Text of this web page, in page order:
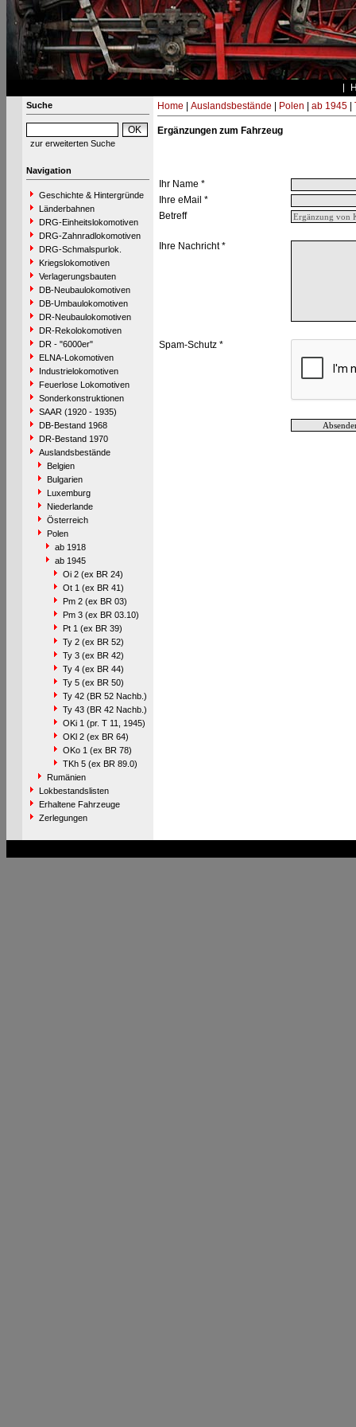
Suche
zur erweiterten Suche
Navigation
Geschichte & Hintergründe
Länderbahnen
DRG-Einheitslokomotiven
DRG-Zahnradlokomotiven
DRG-Schmalspurlok.
Kriegslokomotiven
Verlagerungsbauten
DB-Neubaulokomotiven
DB-Umbaulokomotiven
DR-Neubaulokomotiven
DR-Rekolokomotiven
DR - "6000er"
ELNA-Lokomotiven
Industrielokomotiven
Feuerlose Lokomotiven
Sonderkonstruktionen
SAAR (1920 - 1935)
DB-Bestand 1968
DR-Bestand 1970
Auslandsbestände
Belgien
Bulgarien
Luxemburg
Niederlande
Österreich
Polen
ab 1918
ab 1945
Oi 2 (ex BR 24)
Ot 1 (ex BR 41)
Pm 2 (ex BR 03)
Pm 3 (ex BR 03.10)
Pt 1 (ex BR 39)
Ty 2 (ex BR 52)
Ty 3 (ex BR 42)
Ty 4 (ex BR 44)
Ty 5 (ex BR 50)
Ty 42 (BR 52 Nachb.)
Ty 43 (BR 42 Nachb.)
OKi 1 (pr. T 11, 1945)
OKl 2 (ex BR 64)
OKo 1 (ex BR 78)
TKh 5 (ex BR 89.0)
Rumänien
Lokbestandslisten
Erhaltene Fahrzeuge
Zerlegungen
Home Auslandsbestände Polen ab 1945|
Ergänzungen zum Fahrzeug
Ihr Name *
Ihre eMail *
Betreff
Ihre Nachricht *
Spam-Schutz *